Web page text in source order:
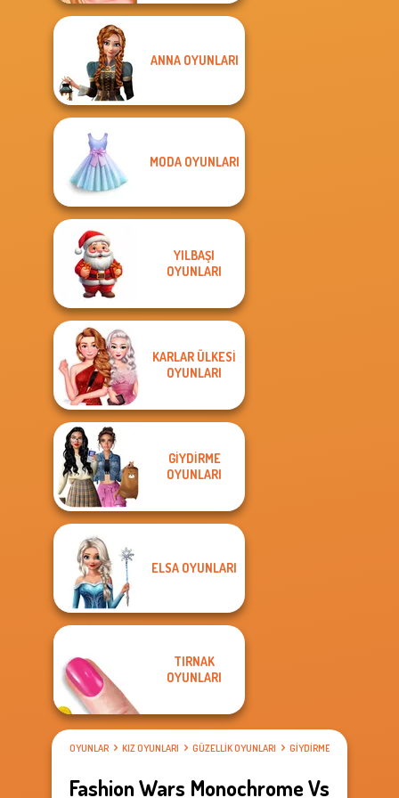
ANNA OYUNLARI
MODA OYUNLARI
YILBAŞI
OYUNLARI
KARLAR ÜLKESI
OYUNLARI
GIYDIRME
OYUNLARI
ELSA OYUNLARI
TIRNAK
OYUNLARI
OYUNLAR KIZ OYUNLARI GÜZELLIK OYUNLARI GIYDIRME OYUNLARI
Fashion Wars Monochrome Vs